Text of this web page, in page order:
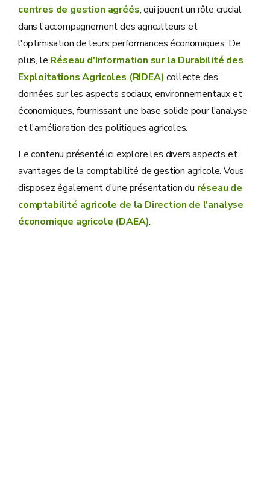
centres de gestion agréés, qui jouent un rôle crucial
dans l'accompagnement des agriculteurs et
l'optimisation de leurs performances économiques. De
plus, le Réseau d'Information sur la Durabilité des
Exploitations Agricoles (RIDEA) collecte des
données sur les aspects sociaux, environnementaux et
économiques, fournissant une base solide pour l'analyse
et l'amélioration des politiques agricoles.
Le contenu présenté ici explore les divers aspects et
avantages de la comptabilité de gestion agricole. Vous
disposez également d’une présentation du réseau de
comptabilité agricole de la Direction de l'analyse
économique agricole (DAEA).